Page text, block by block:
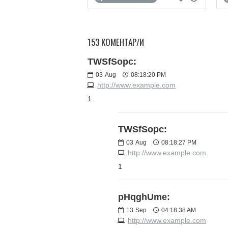
153 КОМЕНТАР/И
TWSfSopc:
03 Aug 08:18:20 PM
http://www.example.com
1
TWSfSopc:
03 Aug 08:18:27 PM
http://www.example.com
1
pHqghUme:
13 Sep 04:18:38 AM
http://www.example.com